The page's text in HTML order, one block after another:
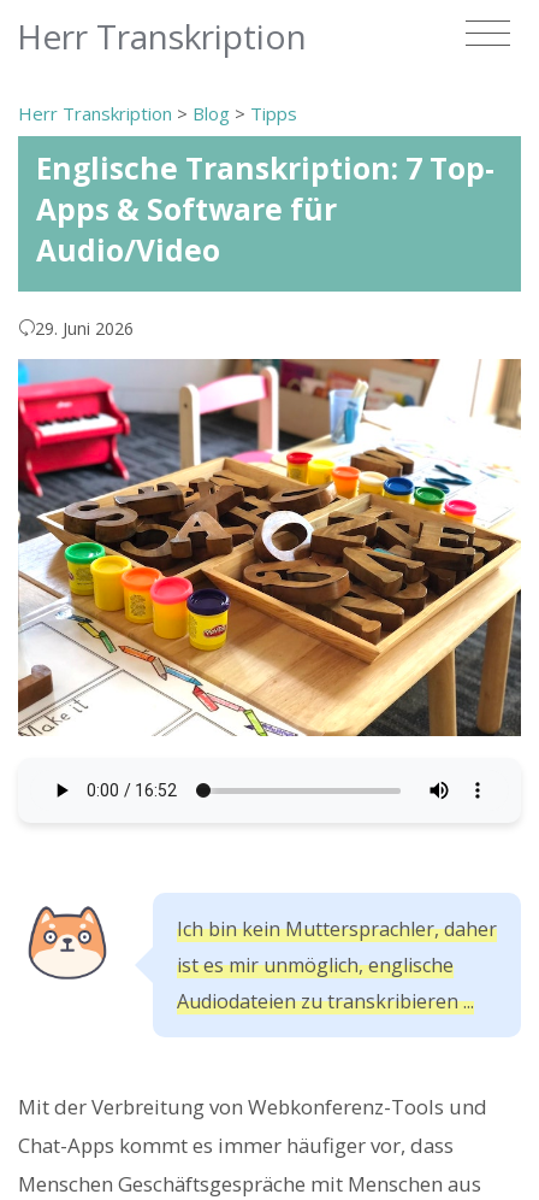
Herr Transkription
Herr Transkription > Blog > Tipps
Englische Transkription: 7 Top-
Apps & Software für
Audio/Video
29. Juni 2026
Ich bin kein Muttersprachler, daher
ist es mir unmöglich, englische
Audiodateien zu transkribieren ...
Mit der Verbreitung von Webkonferenz-Tools und
Chat-Apps kommt es immer häufiger vor, dass
Menschen Geschäftsgespräche mit Menschen aus